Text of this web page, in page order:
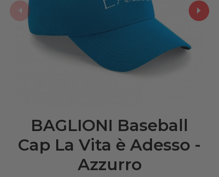
BAGLIONI Baseball
Cap La Vita è Adesso -
Azzurro